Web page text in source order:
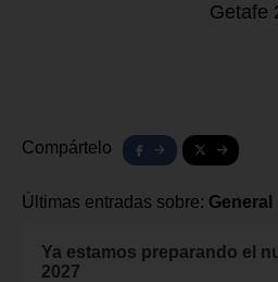
Getafe
Compártelo
Últimas entradas sobre: General
Ya estamos preparando el
2027